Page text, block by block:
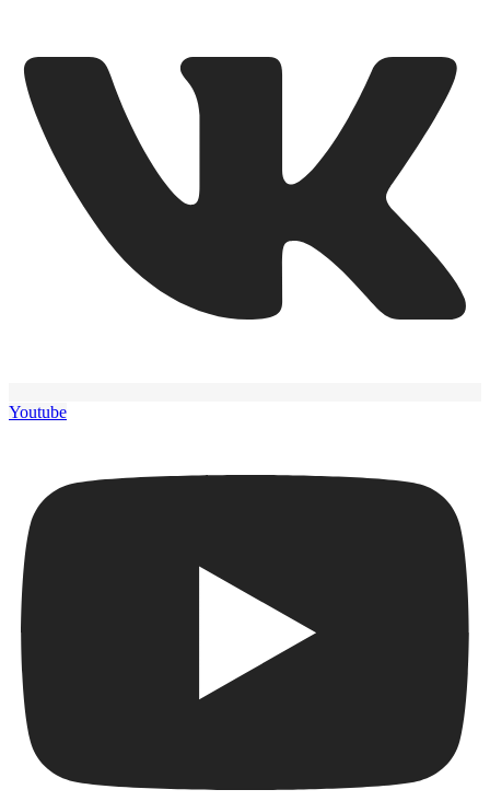
Youtube